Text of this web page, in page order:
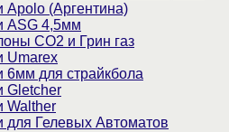
Apolo (Аргентина)
ASG 4,5мм
CO2 и Грин газ
Umarex
6мм для страйкбола
Gletcher
Walther
для Гелевых Автоматов